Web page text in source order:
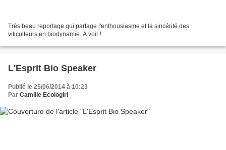
Très beau reportage qui partage l'enthousiasme et la sincérité des
viticulteurs en biodynamie. A voir !
L'Esprit Bio Speaker
Publié le 25/06/2014 à 10:23
Par Camille Ecologirl